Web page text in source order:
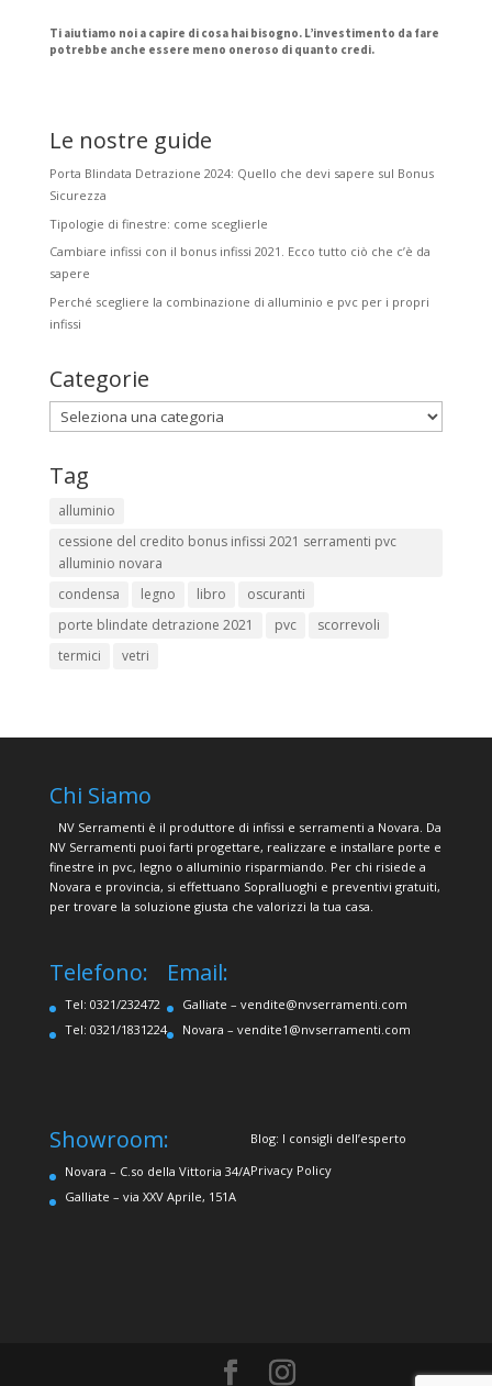
Ti aiutiamo noi a capire di cosa hai bisogno. L’investimento da fare
potrebbe anche essere meno oneroso di quanto credi.
Le nostre guide
Porta Blindata Detrazione 2024: Quello che devi sapere sul Bonus
Sicurezza
Tipologie di finestre: come sceglierle
Cambiare infissi con il bonus infissi 2021. Ecco tutto ciò che c’è da
sapere
Perché scegliere la combinazione di alluminio e pvc per i propri
infissi
Categorie
Categorie
Tag
alluminio
cessione del credito bonus infissi 2021 serramenti pvc
alluminio novara
condensa
legno libro
oscuranti
porte blindate detrazione 2021
pvc
scorrevoli
termici
vetri
Chi Siamo
NV Serramenti è il produttore di infissi e serramenti a Novara. Da
NV Serramenti puoi farti progettare, realizzare e installare porte e
finestre in pvc, legno o alluminio risparmiando. Per chi risiede a
Novara e provincia, si effettuano Sopralluoghi e preventivi gratuiti,
per trovare la soluzione giusta che valorizzi la tua casa.
Telefono:
Tel: 0321/232472
Tel: 0321/1831224
Email:
Galliate – vendite@nvserramenti.com
Novara – vendite1@nvserramenti.com
Showroom:
Novara – C.so della Vittoria 34/A
Galliate – via XXV Aprile, 151A
Blog: I consigli dell’esperto
Privacy Policy